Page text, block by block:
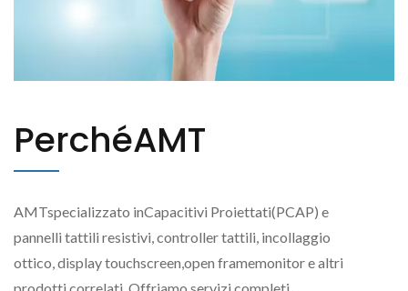
PerchéAMT
AMTspecializzato inCapacitivi Proiettati(PCAP) e
pannelli tattili resistivi, controller tattili, incollaggio
ottico, display touchscreen,open framemonitor e altri